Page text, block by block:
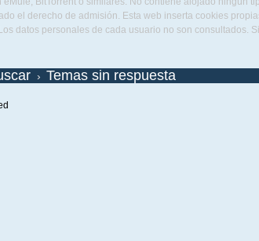
el derecho de admisión. Esta web inserta cookies
datos personales de cada usuario no son consultados.
Temas sin respuesta